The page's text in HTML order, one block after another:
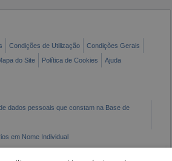
Condições de Utilização
Condições Gerais
do Site Política de Cookies Ajuda
dados pessoais que constam na Base de
em Nome Individual